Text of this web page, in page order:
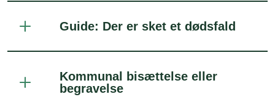
Guide: Der er sket et dødsfald
Kommunal bisættelse eller
begravelse